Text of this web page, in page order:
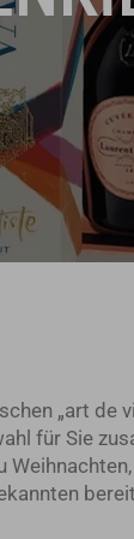
„art de
für Sie